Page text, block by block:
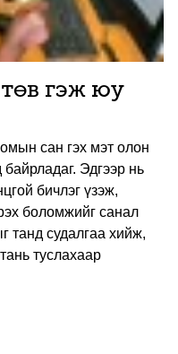
гэж юу
сан гэх мэт олон
Эдгээр нь
бичлэг үзэж,
боломжийг санал
танд судалгаа хийж,
туслахаар